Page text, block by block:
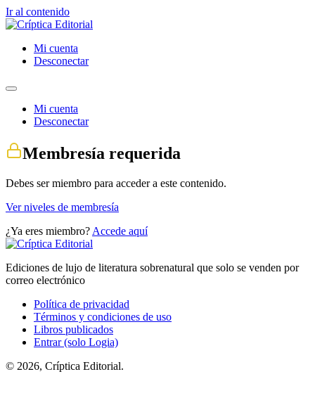
Ir al contenido
Mi cuenta
Desconectar
Mi cuenta
Desconectar
Membresía requerida
Debes ser miembro para acceder a este contenido.
Ver niveles de membresía
¿Ya eres miembro? Accede aquí
Ediciones de lujo de literatura sobrenatural que solo se venden por
correo electrónico
Política de privacidad
Términos y condiciones de uso
Libros publicados
Entrar (solo Logia)
© 2026, Críptica Editorial.